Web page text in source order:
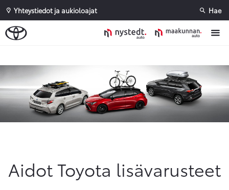
Yhteystiedot ja aukioloajat Hae
Aidot Toyota lisävarusteet